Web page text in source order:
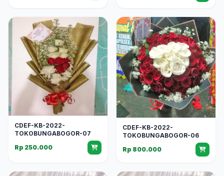
CDEF-KB-2022-
TOKOBUNGABOGOR-07
Rp 250.000
CDEF-KB-2022-
TOKOBUNGABOGOR-06
Rp 800.000